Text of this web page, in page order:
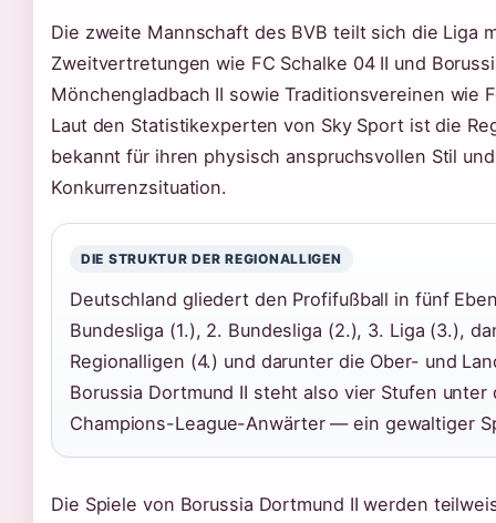
Die zweite Mannschaft des BVB teilt sich die Liga
Zweitvertretungen wie FC Schalke 04 II und
Mönchengladbach II sowie Traditionsvereinen wie
Laut den Statistikexperten von Sky Sport ist die
bekannt für ihren physisch anspruchsvollen Stil
Konkurrenzsituation.
DIE STRUKTUR DER REGIONALLIGEN
Deutschland gliedert den Profifußball in fünf
Bundesliga (1.), 2. Bundesliga (2.), 3. Liga (3.),
Regionalligen (4.) und darunter die Ober- und
Borussia Dortmund II steht also vier Stufen unter
Champions-League-Anwärter — ein gewaltiger
Die Spiele von Borussia Dortmund II werden